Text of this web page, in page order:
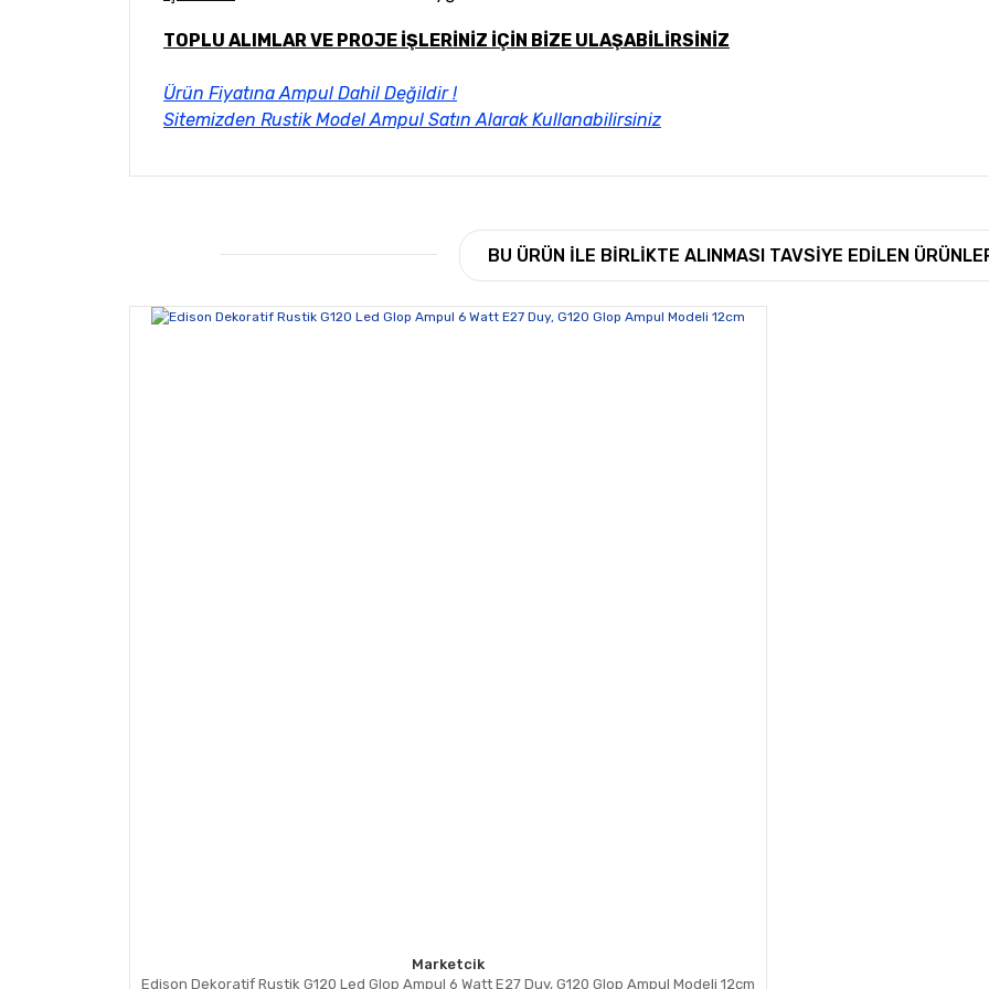
TOPLU ALIMLAR VE PROJE İŞLERİNİZ İÇİN BİZE ULAŞABİLİRSİNİZ
Ürün Fiyatına Ampul Dahil Değildir !
Sitemizden Rustik Model Ampul Satın Alarak Kullanabilirsiniz
Yorum Yaz
Bu ürünün fiyat bilgisi, resim, ürün açıklamalarında ve diğer konularda yetersiz gördüğünüz noktaları öneri formunu
Ürün resmi kalitesiz, bozuk veya görüntülenemiyor.
Ürün bilgilerinde hatalar bulunuyor.
BU ÜRÜN İLE BİRLİKTE ALINMASI TAVSİYE EDİLEN
Marketcik
Edison Dekoratif Rustik G120 Led Glop Ampul 6 Watt E27 Duy, G120 Glop Ampul Modeli 12cm